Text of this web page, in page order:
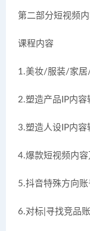
第二部分短视频
课程内容
1.美妆/服装/家居
2.塑造产品IP内容
3.塑造人设IP内容
4.爆款短视频内
5.抖音特殊方向
6.对标|寻找竞品